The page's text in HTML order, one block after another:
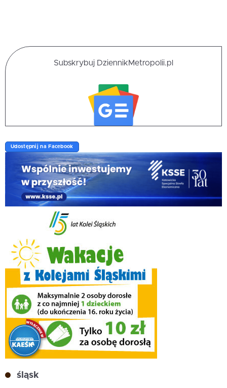
Subskrybuj DziennikMetropolii.pl
Udostępnij na Facebook
śląsk